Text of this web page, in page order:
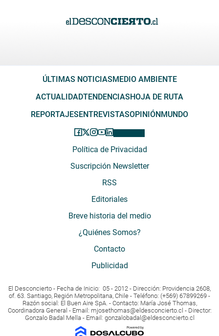
ÚLTIMAS NOTICIASMEDIO AMBIENTE
ACTUALIDADTENDENCIASHOJA DE RUTA
REPORTAJESENTREVISTASOPINIÓNMUNDO
Política de Privacidad
Suscripción Newsletter
RSS
Editoriales
Breve historia del medio
¿Quiénes Somos?
Contacto
Publicidad
El Desconcierto - Fecha de Inicio: 05 - 2012 - Dirección: Providencia 2608,
of. 63. Santiago, Región Metropolitana, Chile - Teléfono: (+569) 67899269 -
Razón social: El Buen Aire SpA. - Contacto: María José Thomas,
Coordinadora General - Email: mjosethomas@eldesconcierto.cl - Director:
Gonzalo Badal Mella - Email: gonzalobadal@eldesconcierto.cl